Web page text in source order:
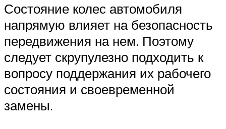
Состояние колес автомобиля
напрямую влияет на безопасность
передвижения на нем. Поэтому
следует скрупулезно подходить к
вопросу поддержания их рабочего
состояния и своевременной
замены.